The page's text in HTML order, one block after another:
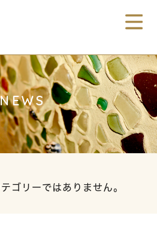
NEWS
ゴリーではありません。